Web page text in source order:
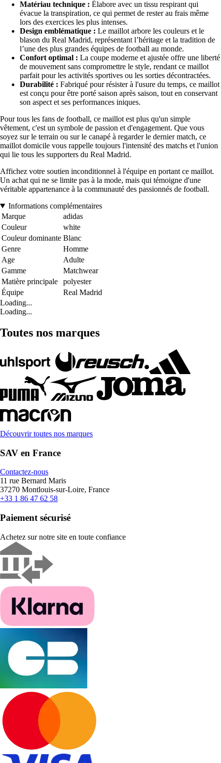
Matériau technique : Élabore avec un tissu respirant qui
évacue la transpiration, ce qui permet de rester au frais même
lors des exercices les plus intenses.
Design emblématique : Le maillot arbore les couleurs et le
blason du Real Madrid, représentant l’héritage et la tradition de
l’une des plus grandes équipes de football au monde.
Confort optimal : La coupe moderne et ajustée offre une liberté
de mouvement sans compromettre le style, rendant ce maillot
parfait pour les activités sportives ou les sorties décontractées.
Durabilité : Fabriqué pour résister à l'usure du temps, ce maillot
est conçu pour être porté saison après saison, tout en conservant
son aspect et ses performances iniques.
Pour tous les fans de football, ce maillot est plus qu'un simple
vêtement, c'est un symbole de passion et d'engagement. Que vous
soyez sur le terrain ou sur le canapé à regarder le dernier match, ce
maillot domicile vous rappelle toujours l'intensité des matchs et l'union
qui lie tous les supporters du Real Madrid.
Affichez votre soutien inconditionnel à l'équipe en portant ce maillot.
Un achat qui ne se limite pas à la mode, mais qui témoigne d'une
véritable appartenance à la communauté des passionnés de football.
Informations complémentaires
Marque
adidas
Couleur
white
Couleur dominante Blanc
Genre
Homme
Age
Adulte
Gamme
Matchwear
Matière principale
polyester
Équipe
Real Madrid
Loading...
Loading...
Toutes nos marques
Découvrir toutes nos marques
SAV en France
Contactez-nous
11 rue Bernard Maris
37270 Montlouis-sur-Loire, France
+33 1 86 47 62 58
Paiement sécurisé
Achetez sur notre site en toute confiance